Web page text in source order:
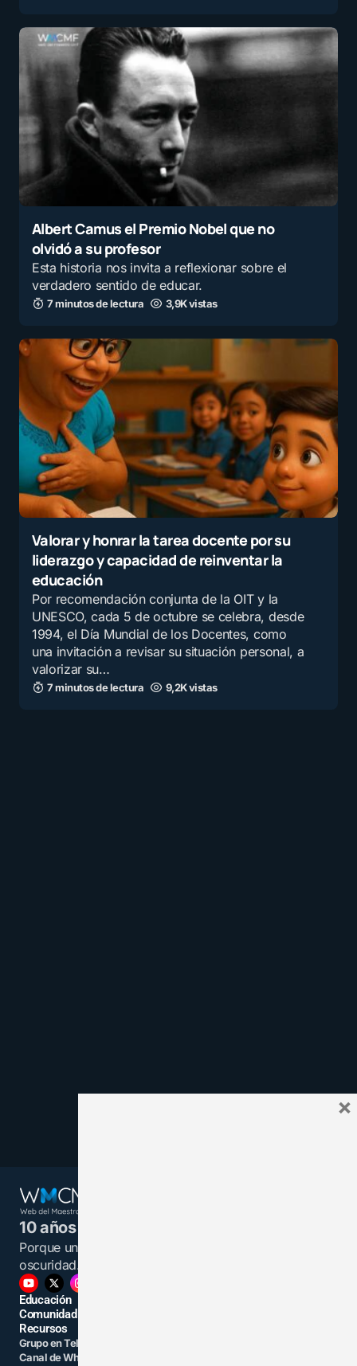
Albert Camus el Premio Nobel que no
olvidó a su profesor
Esta historia nos invita a reflexionar sobre el
verdadero sentido de educar.
7 minutos de lectura 3,9K vistas
Valorar y honrar la tarea docente por su
liderazgo y capacidad de reinventar la
educación
Por recomendación conjunta de la OIT y la
UNESCO, cada 5 de octubre se celebra, desde
1994, el Día Mundial de los Docentes, como
una invitación a revisar su situación personal, a
valorizar su…
7 minutos de lectura 9,2K vistas
10 años juntos y más unidos.
Porque un maestro informado es una luz en la
oscuridad.
Educación
Comunidad
Recursos
Grupo en Telegram
Canal de WhatsApp
×